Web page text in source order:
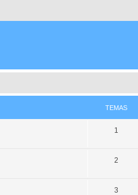
TEMAS
1
2
3